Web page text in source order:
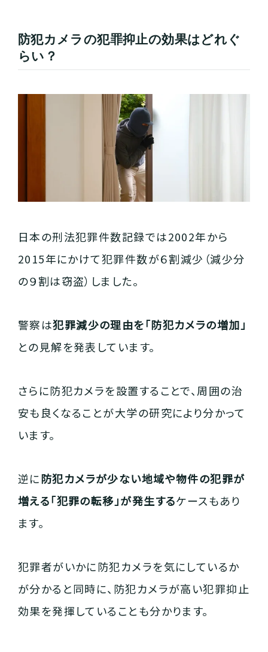
防犯カメラの犯罪抑止の効果はどれぐ
らい？
日本の刑法犯罪件数記録では2002年から
2015年にかけて犯罪件数が６割減少（減少分
の９割は窃盗）しました。
警察は犯罪減少の理由を「防犯カメラの増加」
との見解を発表しています。
さらに防犯カメラを設置することで、周囲の治
安も良くなることが大学の研究により分かって
います。
逆に防犯カメラが少ない地域や物件の犯罪が
増える「犯罪の転移」が発生するケースもあり
ます。
犯罪者がいかに防犯カメラを気にしているか
が分かると同時に、防犯カメラが高い犯罪抑止
効果を発揮していることも分かります。